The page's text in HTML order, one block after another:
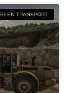
EN TRANSPORT